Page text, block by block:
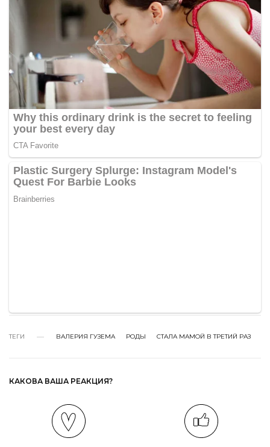
ТЕГИ ВАЛЕРИЯ ГУЗЕМА РОДЫ СТАЛА МАМОЙ В ТРЕТИЙ РАЗ
КАКОВА ВАША РЕАКЦИЯ?